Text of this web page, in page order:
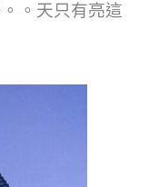
。天只有亮這